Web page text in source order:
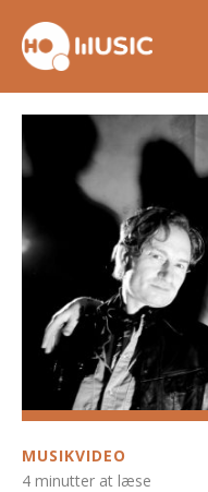
MUSIKVIDEO
4 minutter at læse